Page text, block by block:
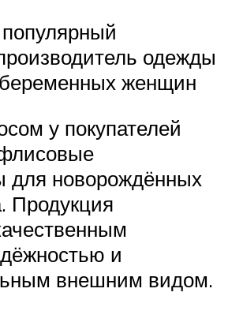
одежды
женщин
у покупателей
для новорождённых
Продукция
и
внешним видом.